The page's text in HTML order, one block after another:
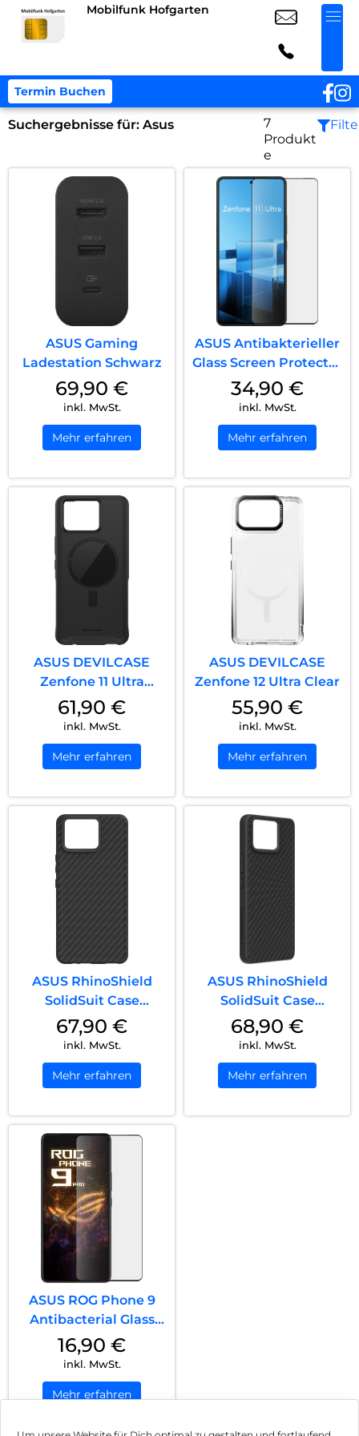
Mobilfunk Hofgarten
Termin Buchen
Suchergebnisse für: Asus
7
Produkt
e
ASUS Gaming
Ladestation Schwarz
69,90 €
inkl. MwSt.
Mehr erfahren
ASUS Antibakterieller
Glass Screen Protector
Zenfo...
34,90 €
inkl. MwSt.
Mehr erfahren
ASUS DEVILCASE
Zenfone 11 Ultra
Schwarz
61,90 €
inkl. MwSt.
Mehr erfahren
ASUS DEVILCASE
Zenfone 12 Ultra Clear
55,90 €
inkl. MwSt.
Mehr erfahren
ASUS RhinoShield
SolidSuit Case
Zenfone 11 Ultra C...
67,90 €
inkl. MwSt.
Mehr erfahren
ASUS RhinoShield
SolidSuit Case
Zenfone 11 Ultra S...
68,90 €
inkl. MwSt.
Mehr erfahren
ASUS ROG Phone 9
Antibacterial Glass
Screen Protec...
16,90 €
inkl. MwSt.
Mehr erfahren